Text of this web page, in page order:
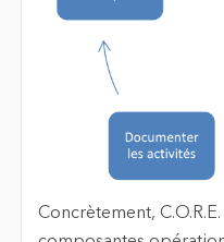
Concrètement,